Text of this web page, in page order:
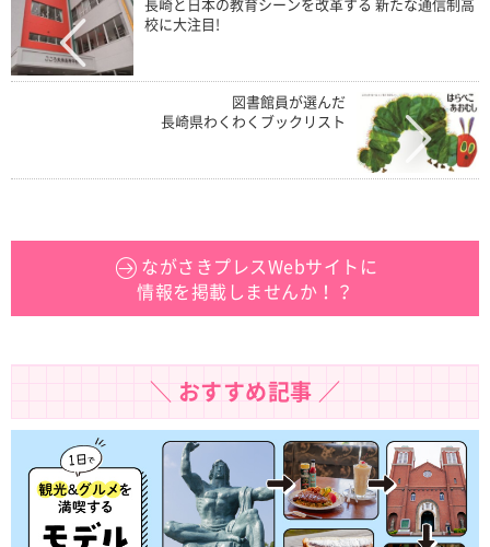
校に大注目!
図書館員が選んだ
長崎県わくわくブックリスト
ながさきプレスWebサイトに
情報を掲載しませんか！？
＼ おすすめ記事 ／